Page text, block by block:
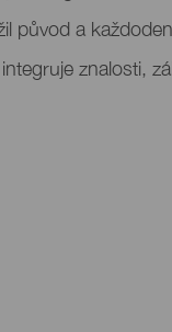
původ a
znalosti,